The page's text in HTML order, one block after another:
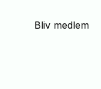
Bliv medlem